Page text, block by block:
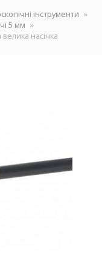
інструменти »
5 мм »
насічка